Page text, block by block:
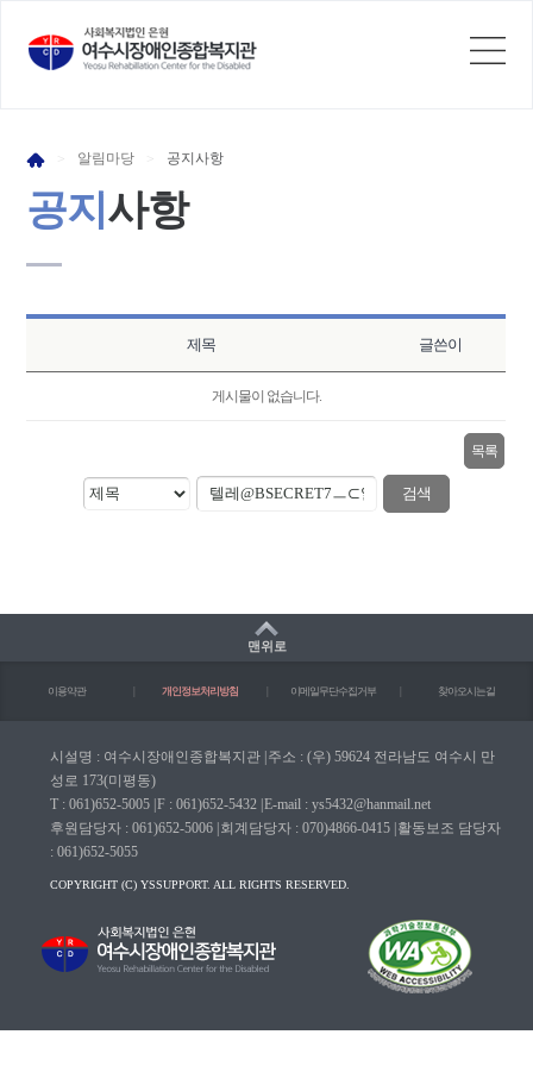
> 알림 마당 > 공지사항
공지 사항
제목 글쓴이
게시물이 없습니다.
목록
검색
맨위로
이용약관 개인정보처리방침 이메일무단수집거부 찾아오시는길
시설명 : 여수시장애인종합복지관 주소 : (우) 59624 전라남도 여수시 만
성로 173(미평동)
T : 061)652-5005 F : 061)652-5432 E-mail : ys5432@hanmail.net
후원담당자 : 061)652-5006 회계담당자 : 070)4866-0415 활동보조 담당자
: 061)652-5055
COPYRIGHT (C) YSSUPPORT. ALL RIGHTS RESERVED.
크(WA인증마크)